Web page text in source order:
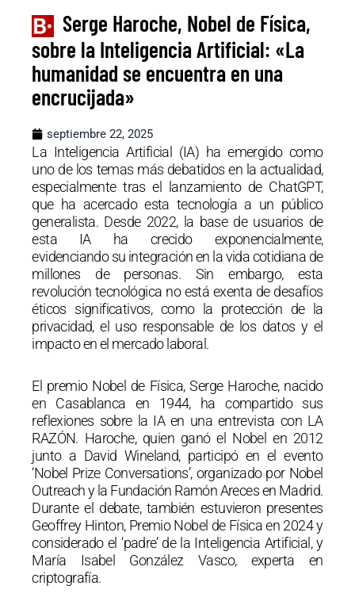
Serge Haroche, Nobel de Física,
sobre la Inteligencia Artificial: «La
humanidad se encuentra en una
encrucijada»
septiembre 22, 2025
La Inteligencia Artificial (IA) ha emergido como
uno de los temas más debatidos en la actualidad,
especialmente tras el lanzamiento de ChatGPT,
que ha acercado esta tecnología a un público
generalista. Desde 2022, la base de usuarios de
esta IA ha crecido exponencialmente,
evidenciando su integración en la vida cotidiana de
millones de personas. Sin embargo, esta
revolución tecnológica no está exenta de desafíos
éticos significativos, como la protección de la
privacidad, el uso responsable de los datos y el
impacto en el mercado laboral.
El premio Nobel de Física, Serge Haroche, nacido
en Casablanca en 1944, ha compartido sus
reflexiones sobre la IA en una entrevista con LA
RAZÓN. Haroche, quien ganó el Nobel en 2012
junto a David Wineland, participó en el evento
‘Nobel Prize Conversations’, organizado por Nobel
Outreach y la Fundación Ramón Areces en Madrid.
Durante el debate, también estuvieron presentes
Geoffrey Hinton, Premio Nobel de Física en 2024 y
considerado el ‘padre’ de la Inteligencia Artificial, y
María Isabel González Vasco, experta en
criptografía.